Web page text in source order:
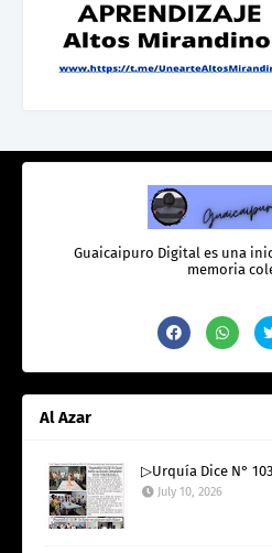
Guaicaipuro Digital es una
memoria
Al Azar
▷Urquía Dice N°
July 10, 2026